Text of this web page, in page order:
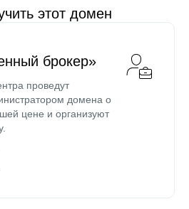
этот домен
брокер»
проведут
домена о
цене и организуют